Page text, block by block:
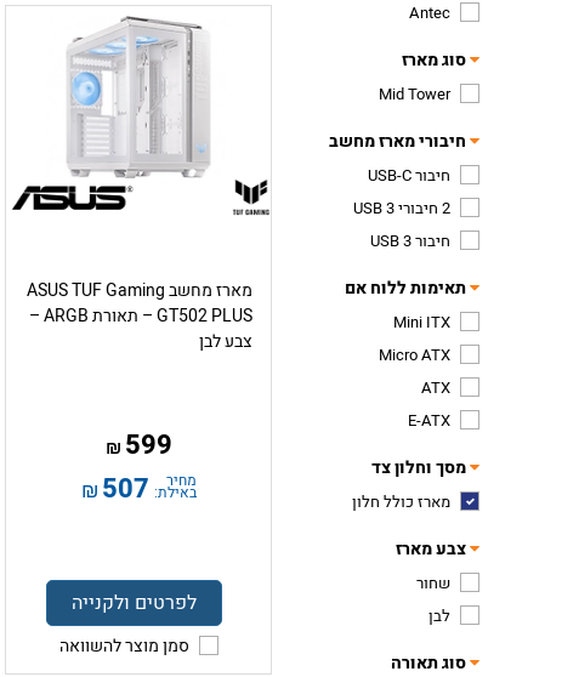
Antec
סוג מארז
Mid Tower
חיבורי מארז מחשב
חיבור USB-C
2 חיבורי USB 3
חיבור USB 3
תאימות ללוח אם
Mini ITX
Micro ATX
ATX
E-ATX
מסך וחלון צד
מארז כולל חלון
צבע מארז
שחור
לבן
סוג תאורה
מארז מחשב ASUS TUF Gaming
GT502 PLUS – תאורת ARGB –
צבע לבן
599
₪
מחיר
באילת: 507
₪
לפרטים ולקנייה
סמן מוצר להשוואה